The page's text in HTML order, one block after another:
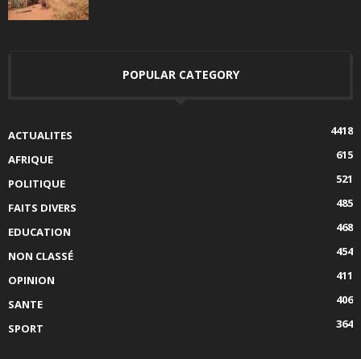
POPULAR CATEGORY
ACTUALITES
4418
AFRIQUE
615
POLITIQUE
521
FAITS DIVERS
485
EDUCATION
468
NON CLASSÉ
454
OPINION
411
SANTE
406
SPORT
364